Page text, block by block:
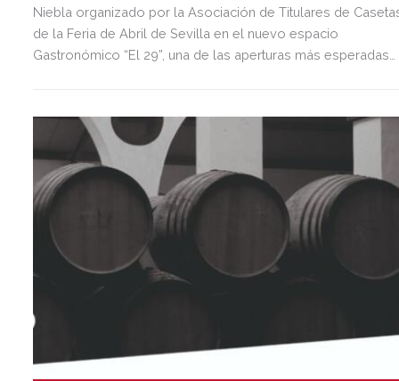
Niebla organizado por la Asociación de Titulares de
de la Feria de Abril de Sevilla en el nuevo espacio
Gastronómico “El 29”, una de las aperturas más esperadas